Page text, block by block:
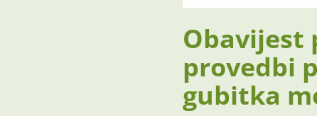
Obavijest
provedbi
gubitka